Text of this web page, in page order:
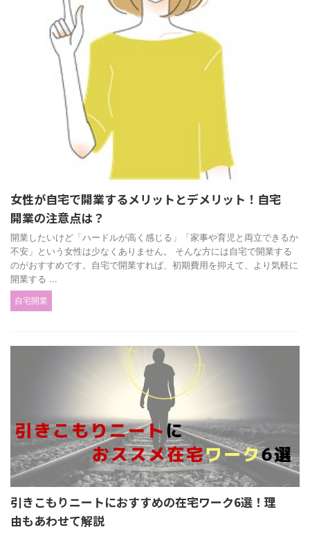
女性が自宅で開業するメリットとデメリット！自宅
開業の注意点は？
開業したいけど「ハードルが高く感じる」「家事や育児と両立できるか
不安」という女性は少なくありません。 そんな方には自宅で開業する
のがおすすめです。自宅で開業すれば、初期費用を抑えて、より気軽に
開業する ...
自宅開業
引きこもりニートにおすすめの在宅ワーク6選！理
由もあわせて解説